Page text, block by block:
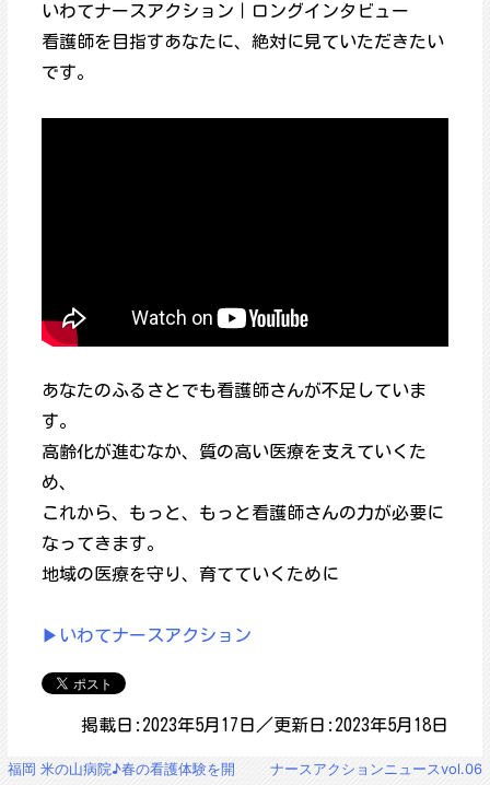
いわてナースアクション｜ロングインタビュー
看護師を目指すあなたに、絶対に見ていただきたい
です。
あなたのふるさとでも看護師さんが不足していま
す。
高齢化が進むなか、質の高い医療を支えていくた
め、
これから、もっと、もっと看護師さんの力が必要に
なってきます。
地域の医療を守り、育てていくために
▶いわてナースアクション
掲載日:2023年5月17日／更新日:2023年5月18日
投
福岡 米の山病院♪春の看護体験を開
ナースアクションニュースvol.06